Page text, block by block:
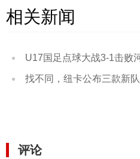
相关新闻
U17国足点球大战3-1击败河床U17进
找不同，纽卡公布三款新队徽设计方案
评论